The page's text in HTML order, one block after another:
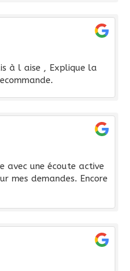
à l aise , Explique la
avec une écoute active
mes demandes. Encore